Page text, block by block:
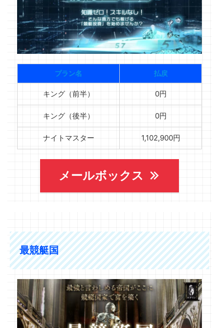
プラン名 払戻
キング（前半） 0円
キング（後半） 0円
ナイトマスター 1,102,900円
メールボックス
最競艇国